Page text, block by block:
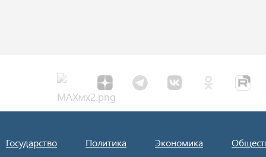
Государство Политика Экономика